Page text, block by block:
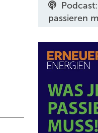
passieren